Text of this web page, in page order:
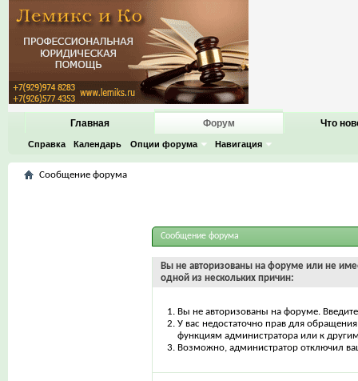
Главная Форум
Справка Календарь Опции форума Навигация
Что
Сообщение форума
Сообщение форума
Вы не авторизованы на форуме или не
одной из нескольких причин:
Вы не авторизованы на форуме.
У вас недостаточно прав для
функциям администратора или к
Возможно, администратор отключил